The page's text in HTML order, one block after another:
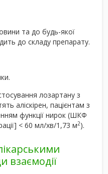
та до будь-якої
до складу препарату.
лозартану з
аліскірен, пацієнтам з
функції нирок (ШКФ
< 60 мл/хв/1,73 м2).
взаємодії